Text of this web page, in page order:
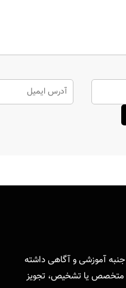
آموزشی و آگاهی داشته
متخصص یا تشخیص، تجویز